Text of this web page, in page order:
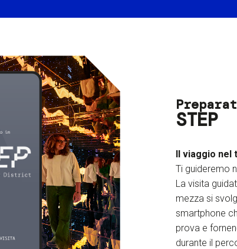
STEP
Il viaggio nel
Ti guideremo
La visita
mezza si
smartphone
prova e
durante il